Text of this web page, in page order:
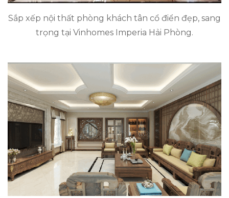
Sắp xếp nội thất phòng khách tân cổ điển đẹp, sang
trọng tại Vinhomes Imperia Hải Phòng.